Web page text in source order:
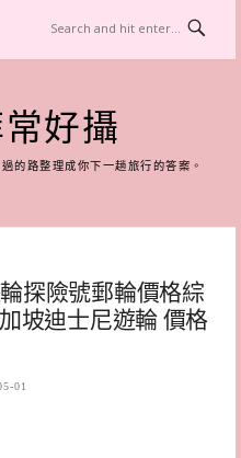
好攝
的路整理成你下一趟旅行的答案。
探險號郵輪價格綜
坡迪士尼遊輪 價格
01